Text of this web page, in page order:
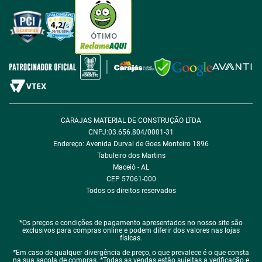
Política de Privacidade
Política de Cookie
Política de Desconto
Fale com encarregado de dados
ÓTIMO
CARAJAS MATERIAL DE CONSTRUÇÃO LTDA
CNPJ:03.656.804/0001-31
Endereço: Avenida Durval de Goes Monteiro 1896
Tabuleiro dos Martins
Maceió - AL
CEP 57061-000
Todos os direitos reservados
*Os preços e condições de pagamento apresentados no nosso site são
exclusivos para compras online e podem diferir dos valores nas lojas
físicas.
*Em caso de qualquer divergência de preço, o que prevalece é o que consta
na sua sacola de compras. *Todas as vendas estão sujeitas a verificação e